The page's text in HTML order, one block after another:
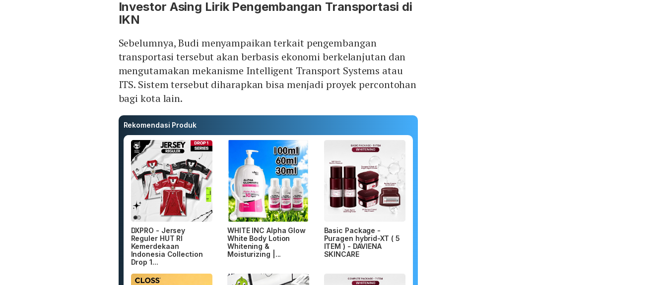
Investor Asing Lirik Pengembangan Transportasi di
IKN
Sebelumnya, Budi menyampaikan terkait pengembangan
transportasi tersebut akan berbasis ekonomi berkelanjutan dan
mengutamakan mekanisme Intelligent Transport Systems atau
ITS. Sistem tersebut diharapkan bisa menjadi proyek percontohan
bagi kota lain.
Rekomendasi Produk
DXPRO - Jersey
Reguler HUT RI
Kemerdekaan
Indonesia Collection
Drop 1...
WHITE INC Alpha Glow
White Body Lotion
Whitening &
Moisturizing |...
Basic Package -
Puragen hybrid-XT ( 5
ITEM ) - DAVIENA
SKINCARE